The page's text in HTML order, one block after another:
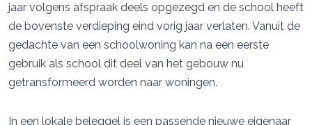
jaar volgens afspraak deels opgezegd en de school heeft
de bovenste verdieping eind vorig jaar verlaten. Vanuit de
gedachte van een schoolwoning kan na een eerste
gebruik als school dit deel van het gebouw nu
getransformeerd worden naar woningen.
In een lokale beleggel is een passende nieuwe eigenaar